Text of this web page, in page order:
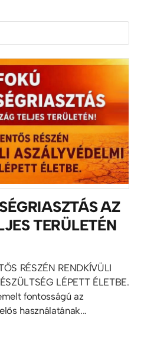
AZ
TERÜLETÉN
RÉSZÉN RENDKÍVÜLI
LÉPETT ÉLETBE.
fontosságú az
használatának...